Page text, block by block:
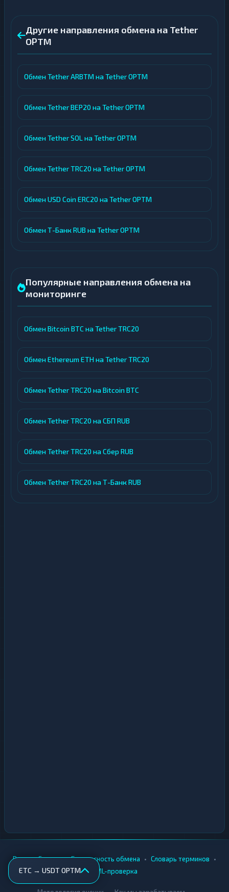
Другие направления обмена на Tether
OPTM
Обмен Tether ARBTM на Tether OPTM
Обмен Tether BEP20 на Tether OPTM
Обмен Tether SOL на Tether OPTM
Обмен Tether TRC20 на Tether OPTM
Обмен USD Coin ERC20 на Tether OPTM
Обмен Т-Банк RUB на Tether OPTM
Популярные направления обмена на
мониторинге
Обмен Bitcoin BTC на Tether TRC20
Обмен Ethereum ETH на Tether TRC20
Обмен Tether TRC20 на Bitcoin BTC
Обмен Tether TRC20 на СБП RUB
Обмен Tether TRC20 на Сбер RUB
Обмен Tether TRC20 на Т-Банк RUB
ETC → USDT OPTM
Вики • Города • Безопасность обмена • Словарь терминов •
AML-проверка